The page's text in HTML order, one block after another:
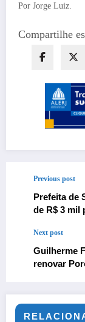
Por Jorge Luiz.
Compartilhe
Previous post
Prefeita de
de R$ 3 mil
Next post
Guilherme
renovar